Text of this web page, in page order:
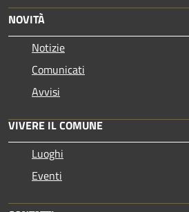
NOVITÀ
Notizie
Comunicati
Avvisi
VIVERE IL COMUNE
Luoghi
Eventi